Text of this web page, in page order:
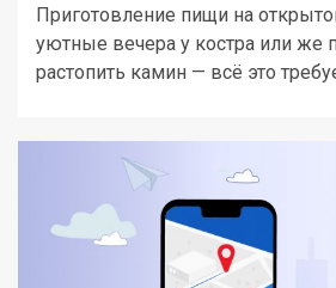
Приготовление пищи на
уютные вечера у костра или же
растопить камин — всё это